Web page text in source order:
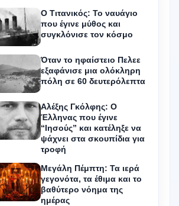
Ο Τιτανικός: Το ναυάγιο
που έγινε μύθος και
συγκλόνισε τον κόσμο
Όταν το ηφαίστειο Πελεε
εξαφάνισε μια ολόκληρη
πόλη σε 60 δευτερόλεπτα
Αλέξης Γκόλφης: Ο
Έλληνας που έγινε
“Ιησούς” και κατέληξε να
ψάχνει στα σκουπίδια για
τροφή
Μεγάλη Πέμπτη: Τα ιερά
γεγονότα, τα έθιμα και το
βαθύτερο νόημα της
ημέρας